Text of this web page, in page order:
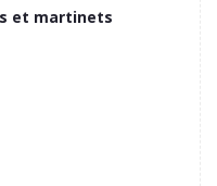
et martinets